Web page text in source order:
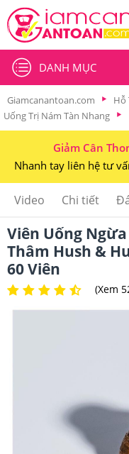
DANH MỤC
Giamcanantoan.com Hỗ
Uống Trị Nám Tàn Nhang
Giảm Cân
Nhanh tay liên hệ tư
Video Chi tiết
Viên Uống
Thâm Hush &
60 Viên
(Xem